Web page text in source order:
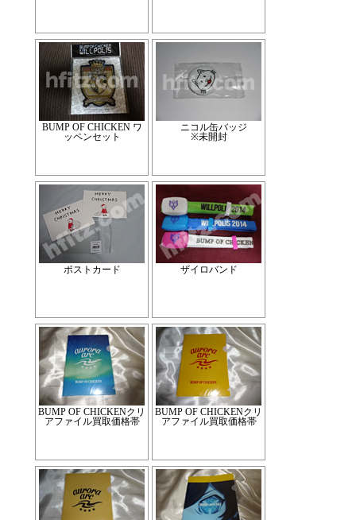
BUMP OF CHICKEN ワ
ッペンセット
ニコル缶バッジ
※未開封
ポストカード ザイロバンド
BUMP OF CHICKENクリ
アファイル買取価格帯
BUMP OF CHICKENクリ
アファイル買取価格帯